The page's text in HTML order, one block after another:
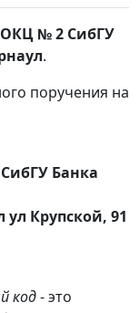
ОКЦ № 2 СибГУ
.
поручения на
Банка
ул Крупской, 91
код- это